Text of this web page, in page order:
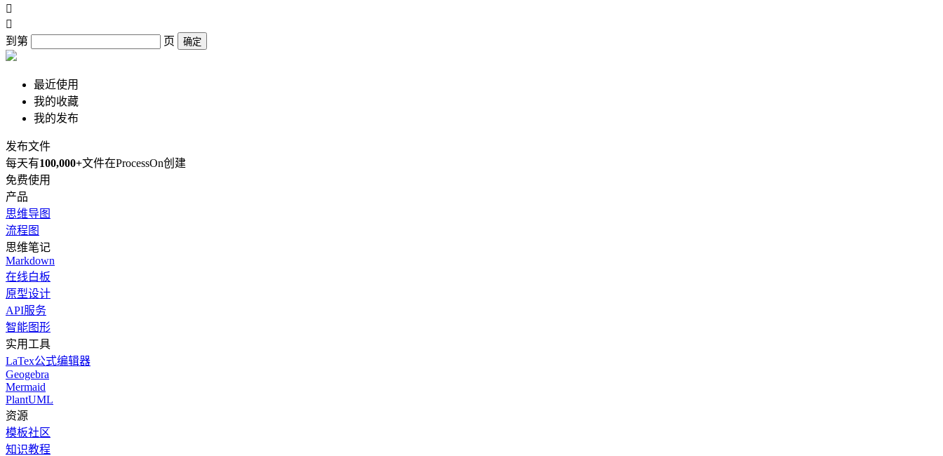


到第
页 确定
最近使用
我的收藏
我的发布
发布文件
每天有100,000+文件在ProcessOn创建
免费使用
产品
思维导图
流程图
思维笔记
Markdown
在线白板
原型设计
API服务
智能图形
实用工具
LaTex公式编辑器
Geogebra
Mermaid
PlantUML
资源
模板社区
知识教程